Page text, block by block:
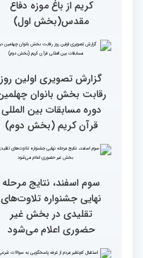
گزارش تصویری مراسم قرعه
کشی متسابقین بخش
بانوان چهلمین دوره
مسابقات بین المللی قرآن
کریم
گزارش تصویری بازدید
متسابقین چهلمین دوره
مسابقات بین المللی قرآن
کریم از باغ موزه دفاع
مقدس(بخش اول)